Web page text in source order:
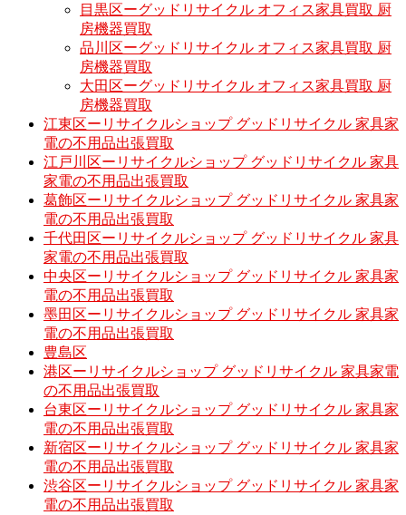
目黒区ーグッドリサイクル オフィス家具買取 厨
房機器買取
品川区ーグッドリサイクル オフィス家具買取 厨
房機器買取
大田区ーグッドリサイクル オフィス家具買取 厨
房機器買取
江東区ーリサイクルショップ グッドリサイクル 家具家
電の不用品出張買取
江戸川区ーリサイクルショップ グッドリサイクル 家具
家電の不用品出張買取
葛飾区ーリサイクルショップ グッドリサイクル 家具家
電の不用品出張買取
千代田区ーリサイクルショップ グッドリサイクル 家具
家電の不用品出張買取
中央区ーリサイクルショップ グッドリサイクル 家具家
電の不用品出張買取
墨田区ーリサイクルショップ グッドリサイクル 家具家
電の不用品出張買取
豊島区
港区ーリサイクルショップ グッドリサイクル 家具家電
の不用品出張買取
台東区ーリサイクルショップ グッドリサイクル 家具家
電の不用品出張買取
新宿区ーリサイクルショップ グッドリサイクル 家具家
電の不用品出張買取
渋谷区ーリサイクルショップ グッドリサイクル 家具家
電の不用品出張買取